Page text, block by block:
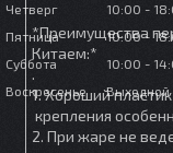
*Преимущества
Китаем:*
.
1. Хороший
крепления
2. При жаре не
Четверг
10:00
Пятница
10:00
Суббота
10:00
Воскресенье
Выходной